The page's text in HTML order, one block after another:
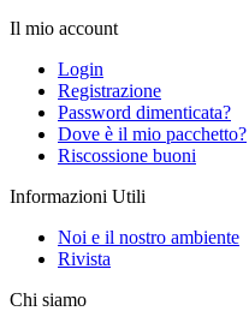
Il mio account
Login
Registrazione
Password dimenticata?
Dove è il mio pacchetto?
Riscossione buoni
Informazioni Utili
Noi e il nostro ambiente
Rivista
Chi siamo